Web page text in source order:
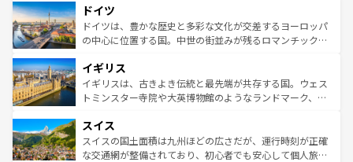
せる。地方によって風土や気候が異なるスペインはその個
性で訪れる人を魅了する。 なお、新着のスペイン情報は コ
ンテンツ一覧を参照してほしい。
で、幅広い魅力が詰まっている。華麗な宮殿、歴史的な大
聖堂、美しいビーチ、そして豊かな自然が、訪れる者を心
から魅了する。また、フランスは美食の国としても知ら
いる。シャンパンの発祥地であるランス、プロヴァンスの
香り高いラベンダー畑など、多彩な楽しみ方が可能だ。さ
らに、パリ以外の地域にも魅力が溢れており、どの街角に
れる地方に足を運ぶとそれぞれで全く異なる文化を体験で
きるだろう。 なお、新着のフランス情報はコンテンツ一覧
を参照してほしい。
ドイツ
ドイツは、豊かな歴史と多彩な文化が交差するヨーロッパ
の中心に位置する国。中世の街並みが残るロマンチック街
顔を持つこの国は、どこを歩いても飽きることがない。ベ
ルリンの文化的活気、バイエルン州のアルプスの絶景、そ
してライン川沿いのワイン畑といった風景は必見。ビール
は、お酒好きな人にはぜひ体験してほしい。 なお、新着の
ドイツ情報はコンテンツ一覧を参照してほしい。
イギリス
イギリスは、古きよき伝統と最先端が共存する国。ウェス
トミンスター寺院や大英博物館のようなランドマーク、歴
リアごとに異なる魅力がある。また、優雅なアフタヌーン
ティー、ビール好きにはたまらない英国パブ、サッカー観
戦など、本場だからこそできる体験も豊富。イギリスを旅
スイス
スイスの国土面積は九州ほどの広さだが、運行時刻が正確
な交通網が整備されており、初心者でも安心して個人旅行